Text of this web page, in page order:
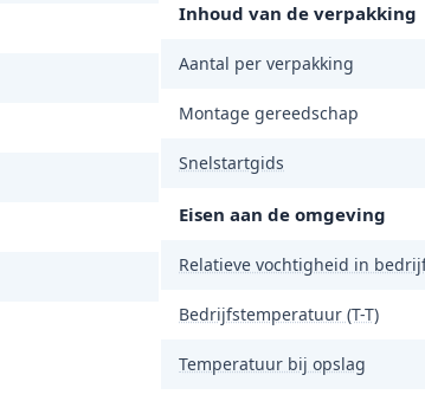
Inhoud van de verpakking
Aantal per verpakking
Montage gereedschap
Snelstartgids
Eisen aan de omgeving
Relatieve vochtigheid in bedrijf
Bedrijfstemperatuur (T-T)
Temperatuur bij opslag